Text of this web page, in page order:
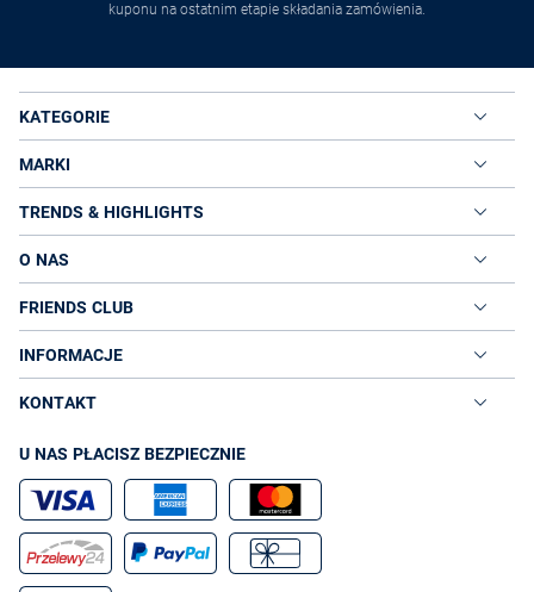
kuponu na ostatnim etapie składania zamówienia.
KATEGORIE
MARKI
TRENDS & HIGHLIGHTS
O NAS
FRIENDS CLUB
INFORMACJE
KONTAKT
U NAS PŁACISZ BEZPIECZNIE